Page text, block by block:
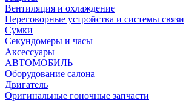
Вентиляция и охлаждение
Переговорные устройства и системы связи
Сумки
Секундомеры и часы
Аксессуары
АВТОМОБИЛЬ
Оборудование салона
Двигатель
Оригинальные гоночные запчасти